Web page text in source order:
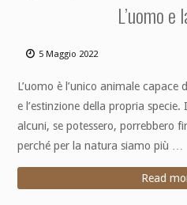
L’uomo
5 Maggio 2022
L’uomo è l’unico animale
e l’estinzione della propria
alcuni, se potessero, porrebbero
perché per la natura siamo più …
Read